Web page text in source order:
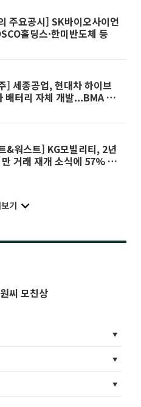
주요공시] SK바이오사이언
홀딩스·한미반도체 등
] 세종공업, 현대차 하이브
배터리 자체 개발...BMA 핵
&워스트] KG모빌리티, 2년
거래 재개 소식에 57% 급
기
씨 모친상